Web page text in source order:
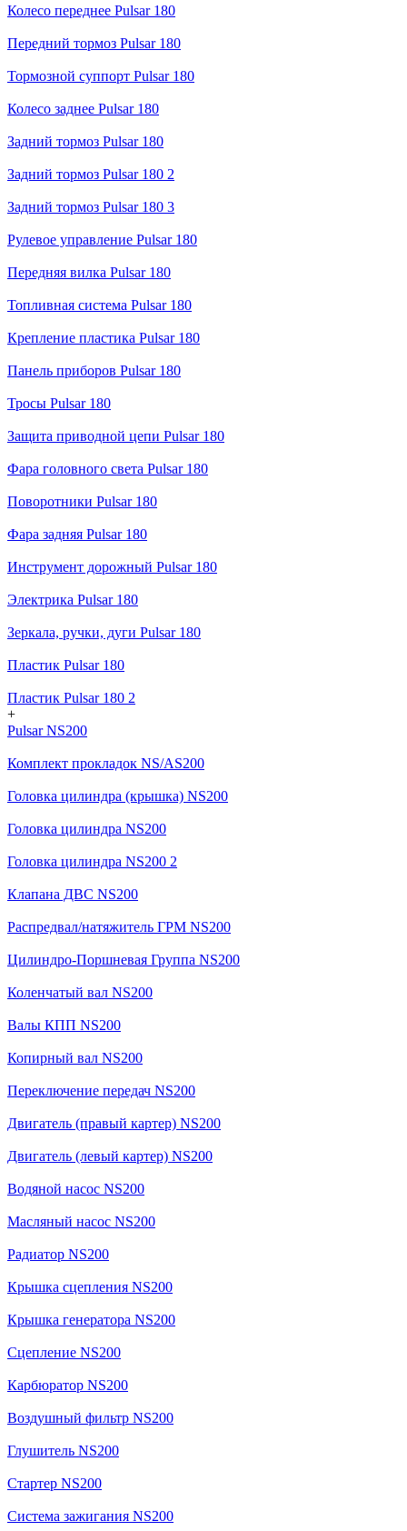
Колесо переднее Pulsar 180
Передний тормоз Pulsar 180
Тормозной суппорт Pulsar 180
Колесо заднее Pulsar 180
Задний тормоз Pulsar 180
Задний тормоз Pulsar 180 2
Задний тормоз Pulsar 180 3
Рулевое управление Pulsar 180
Передняя вилка Pulsar 180
Топливная система Pulsar 180
Крепление пластика Pulsar 180
Панель приборов Pulsar 180
Тросы Pulsar 180
Защита приводной цепи Pulsar 180
Фара головного света Pulsar 180
Поворотники Pulsar 180
Фара задняя Pulsar 180
Инструмент дорожный Pulsar 180
Электрика Pulsar 180
Зеркала, ручки, дуги Pulsar 180
Пластик Pulsar 180
Пластик Pulsar 180 2
+
Pulsar NS200
Комплект прокладок NS/AS200
Головка цилиндра (крышка) NS200
Головка цилиндра NS200
Головка цилиндра NS200 2
Клапана ДВС NS200
Распредвал/натяжитель ГРМ NS200
Цилиндро-Поршневая Группа NS200
Коленчатый вал NS200
Валы КПП NS200
Копирный вал NS200
Переключение передач NS200
Двигатель (правый картер) NS200
Двигатель (левый картер) NS200
Водяной насос NS200
Масляный насос NS200
Радиатор NS200
Крышка сцепления NS200
Крышка генератора NS200
Сцепление NS200
Карбюратор NS200
Воздушный фильтр NS200
Глушитель NS200
Стартер NS200
Система зажигания NS200